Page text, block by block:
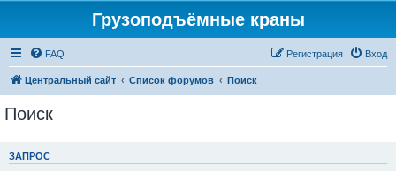
Грузоподъёмные краны
FAQ Вход
Регистрация
Центральный сайт Список форумов Поиск
Поиск
ЗАПРОС